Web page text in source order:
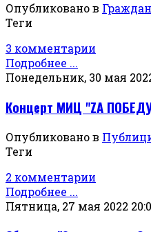
Опубликовано в
Теги
3 комментарии
Подробнее ...
Понедельник, 30 мая
Концерт МИЦ "ZА
Опубликовано в
Теги
2 комментарии
Подробнее ...
Пятница, 27 мая 2022